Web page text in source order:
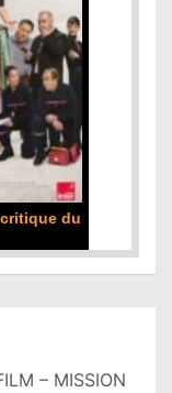
critique du
– MISSION